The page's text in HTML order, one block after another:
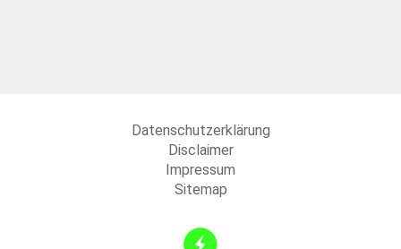
Datenschutzerklärung
Disclaimer
Impressum
Sitemap